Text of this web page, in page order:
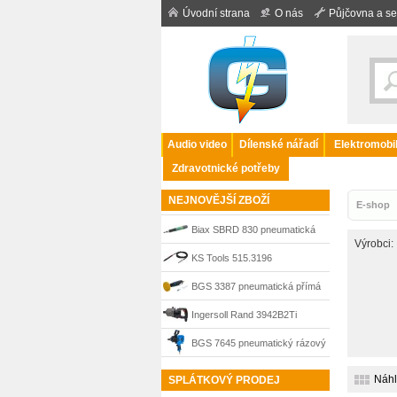
Úvodní strana O nás Půjčovna a
Audio video Dílenské nářadí
Zdravotnické potřeby
NEJNOVĚJŠÍ ZBOŽÍ
Biax SBRD 830 pneumatická
dvouruční bruska 30 000
ot./min, 150012022
KS Tools 515.3196
pneumatické gravírovací pero
BGS 3387 pneumatická přímá
bruska s lamelovým kotoučem
pro odstranění fólie
Ingersoll Rand 3942B2Ti
pneumatický rázový utahovák
1“, 4407 Nm
BGS 7645 pneumatický rázový
utahovák 3/4“ 2300 Nm
SPLÁTKOVÝ PRODEJ
E-shop
Výrobci: